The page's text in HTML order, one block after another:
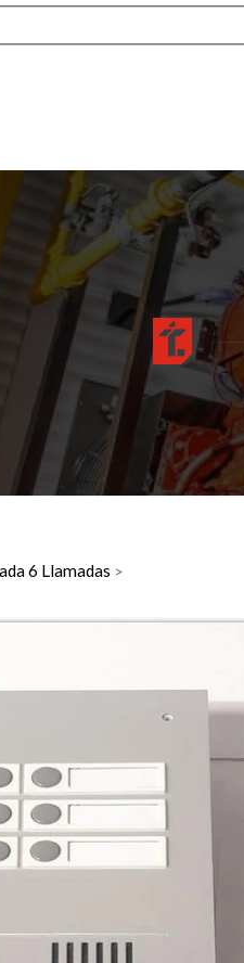
6 Llamadas >